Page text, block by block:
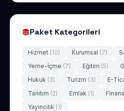
Paket Kategorileri
Hizmet (10) Kurumsal (7)
Yeme-İçme (7) Eğitim (5)
Hukuk (3) Turizm (3) E-
Tanıtım (2) Emlak (1) Finans
Yayıncılık (1)